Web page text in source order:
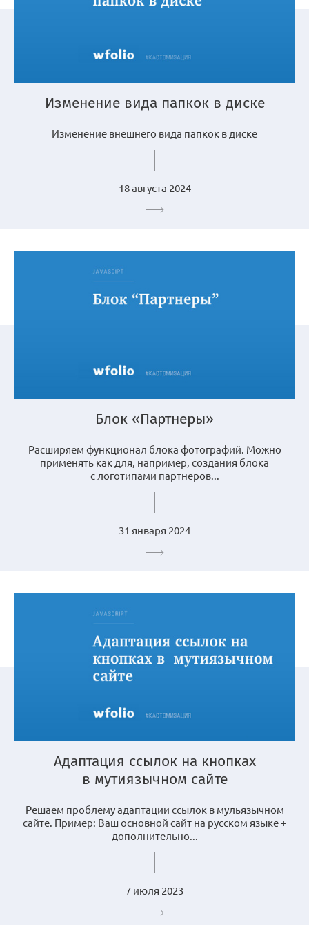
Изменение вида папкок в диске
Изменение внешнего вида папкок в диске
18 августа 2024
Блок «Партнеры»
Расширяем функционал блока фотографий. Можно
применять как для, например, создания блока
с логотипами партнеров...
31 января 2024
Адаптация ссылок на кнопках
в мутиязычном сайте
Решаем проблему адаптации ссылок в мульязычном
сайте. Пример: Ваш основной сайт на русском языке +
дополнительно...
7 июля 2023